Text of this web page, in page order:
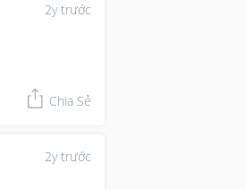
2y trước
Chia Sẻ
2y trước